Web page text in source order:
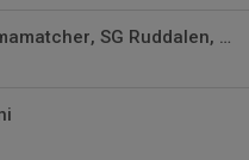
Fikaförsäljning vid hemmamatcher, SG Ruddalen, P13, Hösten 2025